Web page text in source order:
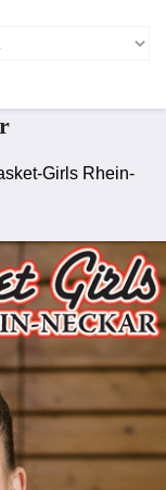
Girls Rhein-